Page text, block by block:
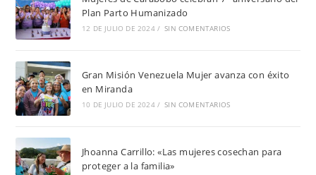
Plan Parto Humanizado
12 DE JULIO DE 2024 / SIN COMENTARIOS
Gran Misión Venezuela Mujer avanza con éxito
en Miranda
10 DE JULIO DE 2024 / SIN COMENTARIOS
Jhoanna Carrillo: «Las mujeres cosechan para
proteger a la familia»